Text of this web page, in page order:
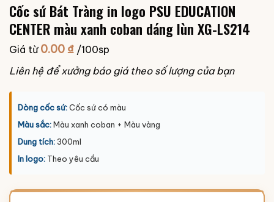
Cốc sứ Bát Tràng in logo PSU EDUCATION
CENTER màu xanh coban dáng lùn XG-LS214
Giá từ 0.00₫ /100sp
Liên hệ để xưởng báo giá theo số lượng của bạn
Dòng cốc sứ:Cốc sứ có màu
Màu sắc:Màu xanh coban + Màu vàng
Dung tích:300ml
In logo: Theo yêu cầu